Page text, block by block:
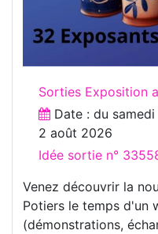
Sorties Exposition
Date : du
2 août 2026
Idée sortie n°
Venez découvrir la
Potiers le temps d'un
(démonstrations,